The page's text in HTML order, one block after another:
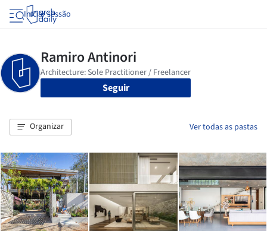
Iniciar sessão
Seguir
Organizar Ver todas as pastas